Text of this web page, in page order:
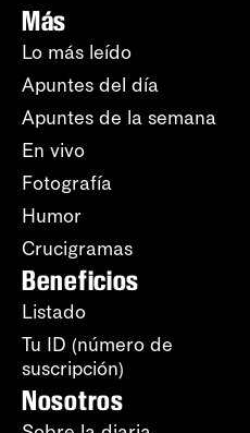
Más
Lo más leído
Apuntes del día
Apuntes de la semana
En vivo
Fotografía
Humor
Crucigramas
Beneficios
Listado
Tu ID (número de
suscripción)
Nosotros